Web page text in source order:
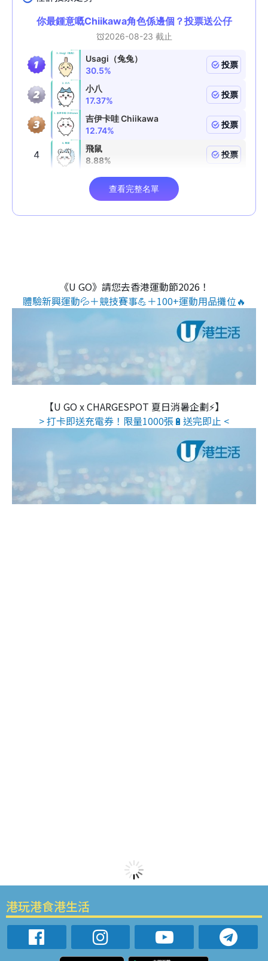
《U GO》請您去香港運動節2026！
體驗新興運動💦＋競技賽事💪＋100+運動用品攤位🔥
【U GO x CHARGESPOT 夏日消暑企劃⚡】
> 打卡即送充電券！限量1000張🔋送完即止 <
港玩港食港生活